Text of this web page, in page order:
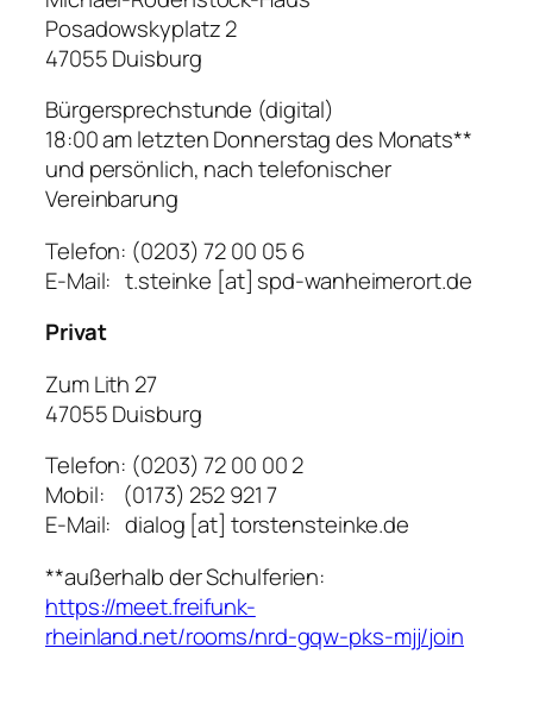
Posadowskyplatz 2
47055 Duisburg
Bürgersprechstunde (digital)
18:00 am letzten Donnerstag des Monats**
und persönlich, nach telefonischer
Vereinbarung
Telefon: (0203) 72 00 05 6
E-Mail: t.steinke [at] spd-wanheimerort.de
Privat
Zum Lith 27
47055 Duisburg
Telefon: (0203) 72 00 00 2
Mobil: (0173) 252 921 7
E-Mail: dialog [at] torstensteinke.de
**außerhalb der Schulferien:
https://meet.freifunk-
rheinland.net/rooms/nrd-gqw-pks-mjj/join